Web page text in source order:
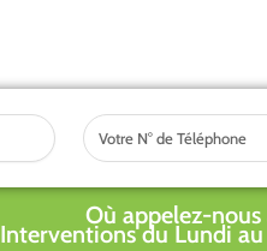
Tel
Où appelez-
Interventions du Lundi